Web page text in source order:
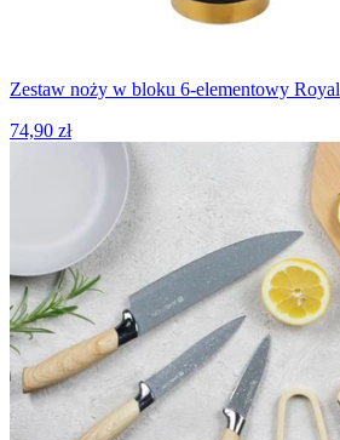
Zestaw noży w bloku 6-elementowy Royal
74,90 zł